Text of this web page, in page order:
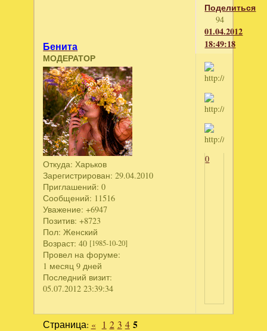
Поделиться
94
01.04.2012
18:49:18
Бенита
МОДЕРАТОР
Откуда: Харьков
Зарегистрирован: 29.04.2010
Приглашений: 0
Сообщений: 11516
Уважение: +6947
Позитив: +8723
Пол: Женский
Возраст: 40 [1985-10-20]
Провел на форуме:
1 месяц 9 дней
Последний визит:
05.07.2012 23:39:34
0
Страница: « 1 2 3 4 5